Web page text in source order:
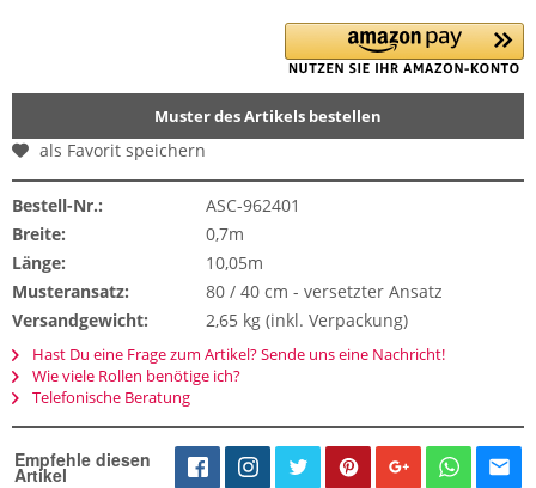
Muster des Artikels bestellen
als Favorit speichern
Bestell-Nr.:
ASC-962401
Breite:
0,7m
Länge:
10,05m
Musteransatz:
80 / 40 cm - versetzter Ansatz
Versandgewicht:
2,65 kg (inkl. Verpackung)
Hast Du eine Frage zum Artikel? Sende uns eine Nachricht!
Wie viele Rollen benötige ich?
Telefonische Beratung
Empfehle diesen
Artikel